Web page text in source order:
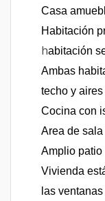
Casa
Habitación
habitación
Ambas
techo y
Cocina con
Area de sala
Amplio patio
Vivienda
las